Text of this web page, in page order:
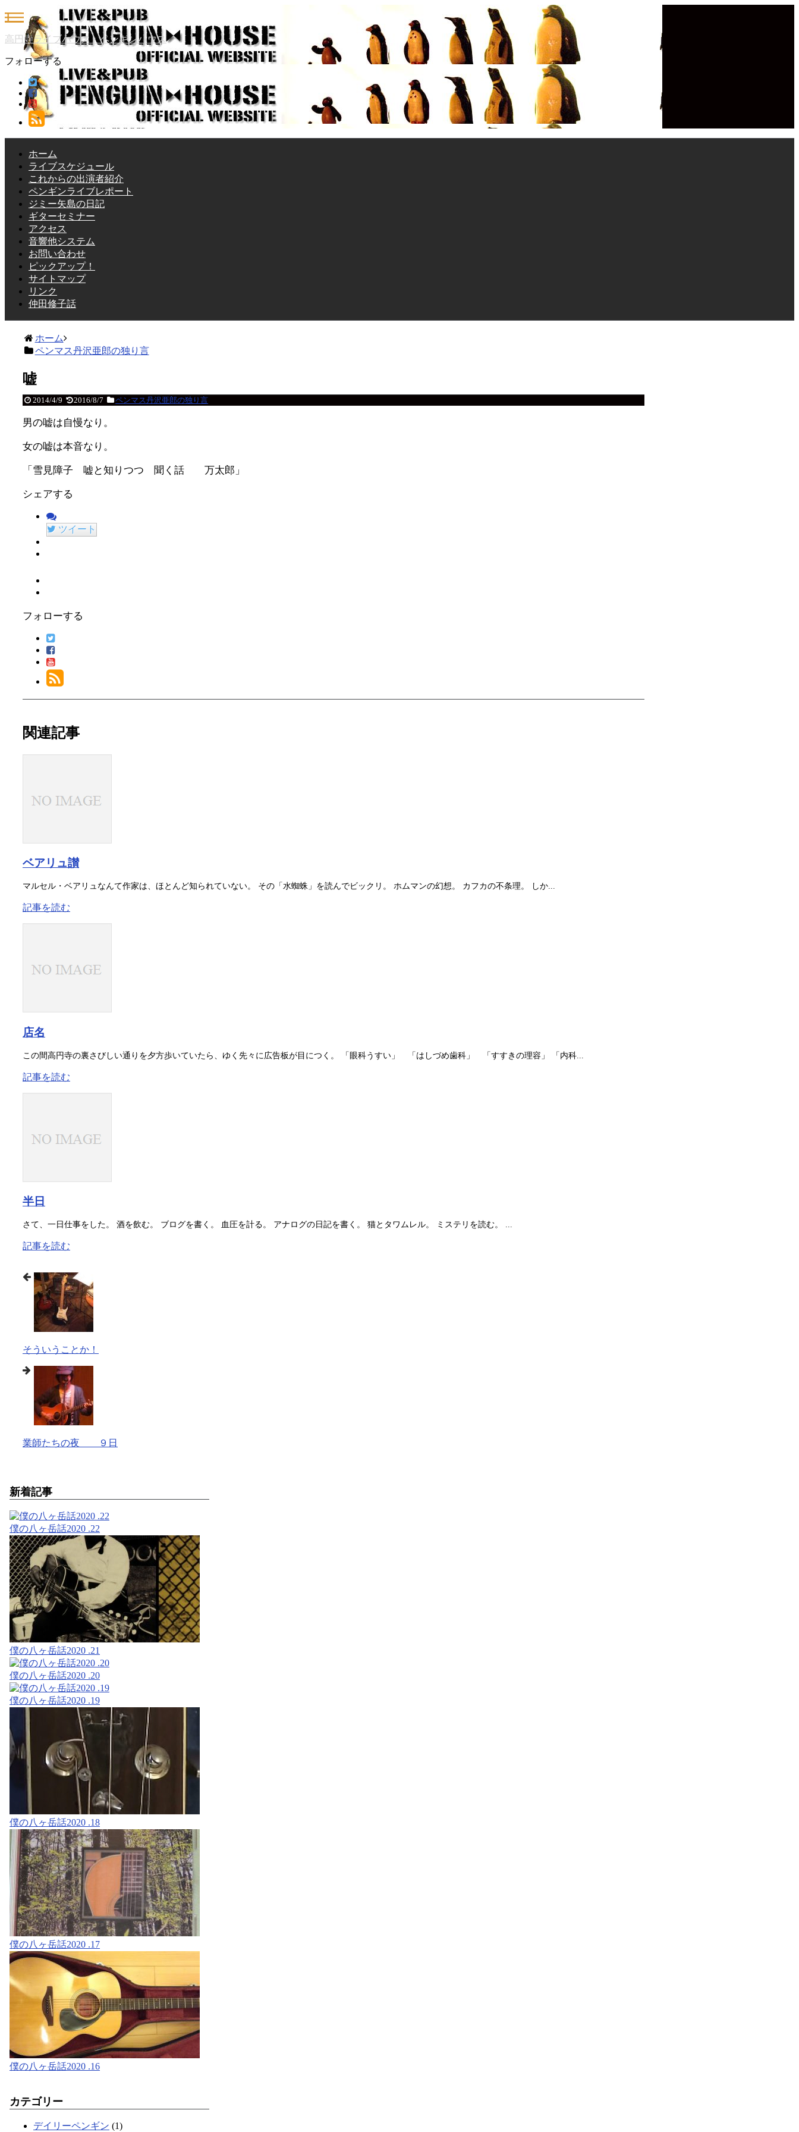
高円寺ライブハウス ペンギンハウス
フォローする
ホーム
ライブスケジュール
これからの出演者紹介
ペンギンライブレポート
ジミー矢島の日記
ギターセミナー
アクセス
音響他システム
お問い合わせ
ピックアップ！
サイトマップ
リンク
仲田修子話
ホーム
ペンマス丹沢亜郎の独り言
嘘
2014/4/9 2016/8/7 ペンマス丹沢亜郎の独り言
男の嘘は自慢なり。
女の嘘は本音なり。
「雪見障子 嘘と知りつつ 聞く話 万太郎」
シェアする
ツイート
フォローする
関連記事
ベアリュ讃
マルセル・ベアリュなんて作家は、ほとんど知られていない。 その「水蜘蛛」を読んでビックリ。 ホムマンの幻想。 カフカの不条理。 しか...
記事を読む
店名
この間高円寺の裏さびしい通りを夕方歩いていたら、ゆく先々に広告板が目につく。 「眼科うすい」 「はしづめ歯科」 「すすきの理容」 「内科...
記事を読む
半日
さて、一日仕事をした。 酒を飲む。 ブログを書く。 血圧を計る。 アナログの日記を書く。 猫とタワムレル。 ミステリを読む。 ...
記事を読む
そういうことか！
業師たちの夜 ９日
新着記事
僕の八ヶ岳話2020 .22
僕の八ヶ岳話2020 .21
僕の八ヶ岳話2020 .20
僕の八ヶ岳話2020 .19
僕の八ヶ岳話2020 .18
僕の八ヶ岳話2020 .17
僕の八ヶ岳話2020 .16
カテゴリー
デイリーペンギン (1)